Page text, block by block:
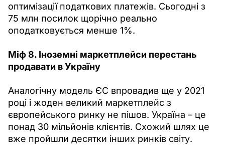
оптимізації податкових платежів. Сьогодні з
75 млн посилок щорічно реально
оподатковується менше 1%.
Міф 8. Іноземні маркетплейси перестань
продавати в Україну
Аналогічну модель ЄС впровадив ще у 2021
році і жоден великий маркетплейс з
європейського ринку не пішов. Україна – це
понад 30 мільйонів клієнтів. Схожий шлях це
вже пройшли десятки інших ринків світу.